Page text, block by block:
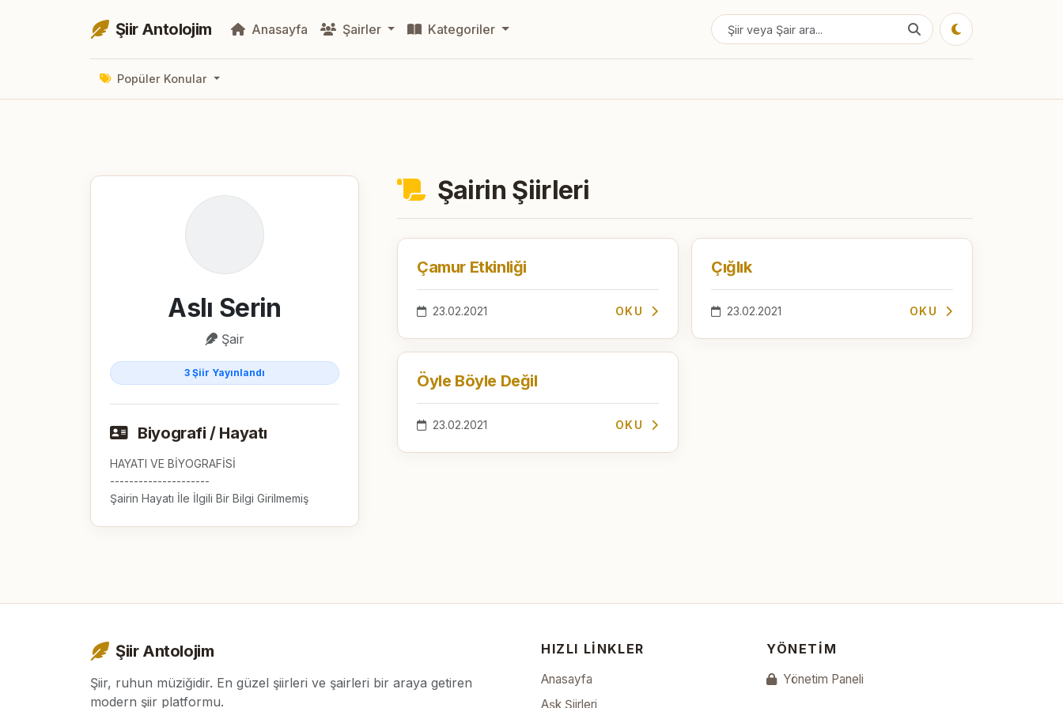
Şiir Antolojim Anasayfa Şairler Kategoriler
Popüler Konular
Aslı Serin
Şair
3 Şiir Yayınlandı
Biyografi / Hayatı
HAYATI VE BİYOGRAFİSİ
---------------------
Şairin Hayatı İle İlgili Bir Bilgi Girilmemiş
Şairin Şiirleri
Çamur Etkinliği
23.02.2021 OKU
Çığlık
23.02.2021 OKU
Öyle Böyle Değil
23.02.2021 OKU
Şiir Antolojim
Şiir, ruhun müziğidir. En güzel şiirleri ve şairleri bir araya getiren
modern şiir platformu.
HIZLI LINKLER
Anasayfa
Aşk Şiirleri
YÖNETIM
Yönetim Paneli